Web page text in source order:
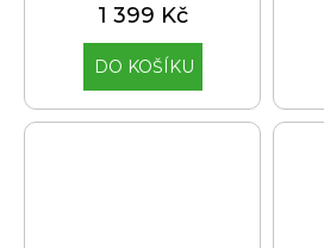
1 399 Kč
DO KOŠÍKU